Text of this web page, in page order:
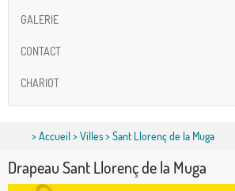
GALERIE
CONTACT
CHARIOT
>Accueil>Villes> Sant Llorenç de la Muga
Drapeau Sant Llorenç de la Muga